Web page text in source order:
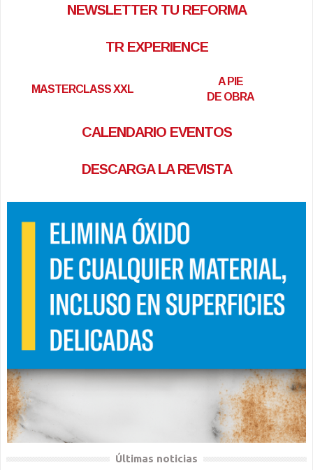
NEWSLETTER TU REFORMA
TR EXPERIENCE
MASTERCLASS XXL
A PIE
DE OBRA
CALENDARIO EVENTOS
DESCARGA LA REVISTA
Últimas noticias